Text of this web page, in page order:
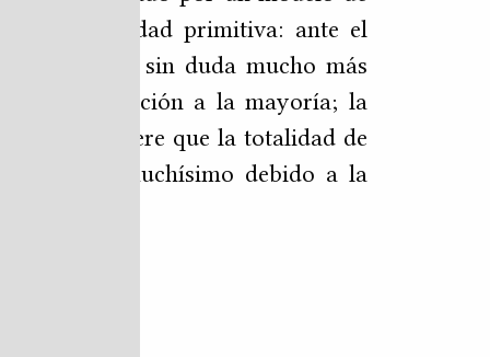
comunidad primitiva: ante el
es sin duda mucho más
a subordinación a la mayoría; la
se requiere que la totalidad de
muchísimo debido a la
entonces.